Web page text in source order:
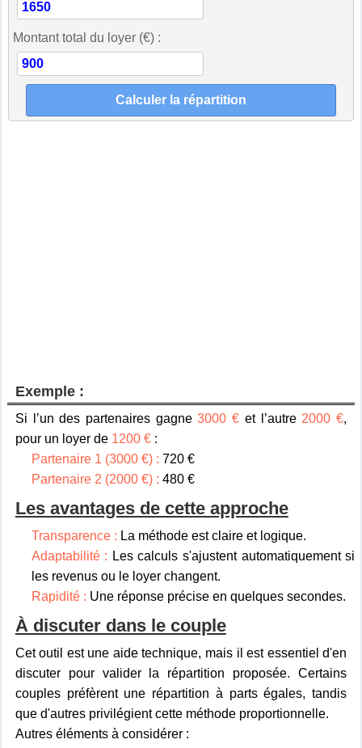
Montant total du loyer (€) :
Exemple :
Si l’un des partenaires gagne3000 € et l’autre 2000 €,
pour un loyer de 1200 €:
Partenaire 1 (3000 €) : 720 €
Partenaire 2 (2000 €) : 480 €
Les avantages de cette approche
Transparence : La méthode est claire et logique.
Adaptabilité : Les calculs s'ajustent automatiquement si
les revenus ou le loyer changent.
Rapidité : Une réponse précise en quelques secondes.
À discuter dans le couple
Cet outil est une aide technique, mais il est essentiel d'en
discuter pour valider la répartition proposée. Certains
couples préfèrent une répartition à parts égales, tandis
que d'autres privilégient cette méthode proportionnelle.
Autres éléments à considérer :